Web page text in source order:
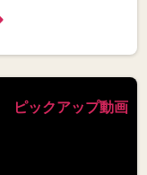
ピックアップ動画